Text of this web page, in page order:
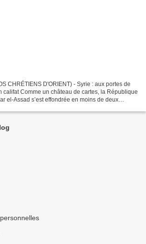
CHRÉTIENS D'ORIENT) - Syrie : aux portes de
califat Comme un château de cartes, la République
el-Assad s’est effondrée en moins de deux